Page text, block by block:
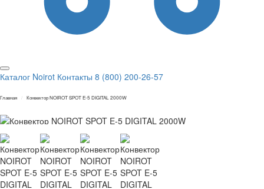
Каталог Noirot Контакты 8 (800) 200-26-57
Главная Конвектор NOIROT SPOT E-5 DIGITAL 2000W